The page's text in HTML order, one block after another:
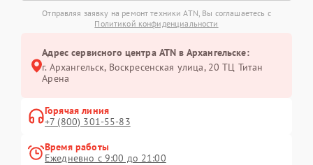
Отправляя заявку на ремонт техники ATN, Вы соглашаетесь с
Политикой конфиденциальности
Адрес сервисного центра ATN в Архангельске:
г. Архангельск, Воскресенская улица, 20 ТЦ Титан
Арена
Горячая линия
+7 (800) 301-55-83
Время работы
Ежедневно с 9:00 до 21:00